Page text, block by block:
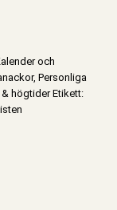
och
, Personliga
& högtiderEtikett: